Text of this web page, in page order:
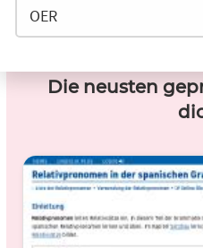
Die neusten